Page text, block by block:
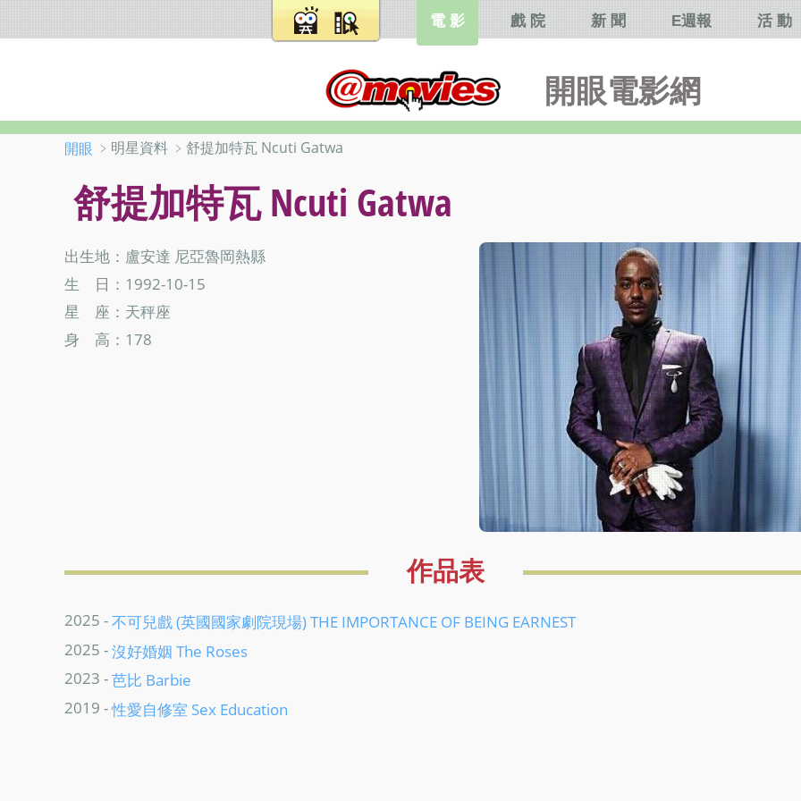
開眼電影網
電 影 戲 院 新 聞 E週報 活 動
開眼 ﹥明星資料 ﹥舒提加特瓦 Ncuti Gatwa
舒提加特瓦 Ncuti Gatwa
出生地：盧安達 尼亞魯岡熱縣
生 日：1992-10-15
星 座：天秤座
身 高：178
作品表
2025 -不可兒戲 (英國國家劇院現場) THE IMPORTANCE OF BEING EARNEST
2025 -沒好婚姻 The Roses
2023 -芭比 Barbie
2019 -性愛自修室 Sex Education